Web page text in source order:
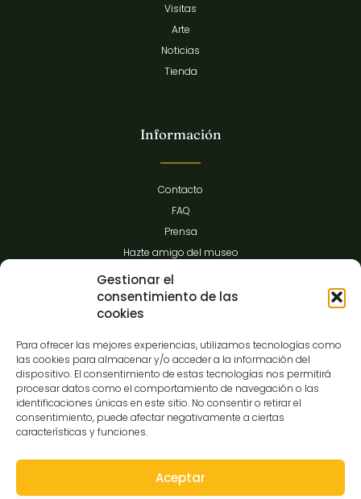
Gestionar el
consentimiento de las
cookies
Para ofrecer las mejores experiencias, utilizamos tecnologías como
las cookies para almacenar y/o acceder a la información del
dispositivo. El consentimiento de estas tecnologías nos permitirá
procesar datos como el comportamiento de navegación o las
identificaciones únicas en este sitio. No consentir o retirar el
consentimiento, puede afectar negativamente a ciertas
características y funciones.
Aceptar
Visitas
Arte
Noticias
Tienda
Información
Contacto
FAQ
Prensa
Hazte amigo del museo
Transparencia
C/Gibraltar,14
37008-Salamanca